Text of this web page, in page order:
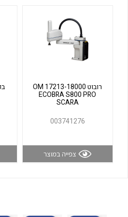
לכל מוצרי היצרן
רובוט OM 17213-18000
ECOBRA S800 PRO
SCARA
003741276
צפייה במוצר